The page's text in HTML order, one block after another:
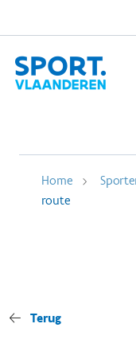
Home
route
Terug